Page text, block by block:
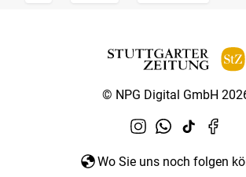
© NPG Digital GmbH
Wo Sie uns noch folgen